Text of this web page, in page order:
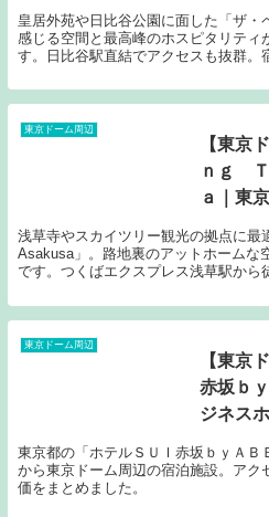
皇居外苑や日比谷公園に面した「ザ・
感じる空間と最高峰のホスピタリティ
す。日比谷駅直結でアクセスも抜群。
東京ドーム周辺
【東京
ｎｇ
ａ｜東
3,009円
浅草寺やスカイツリー観光の拠点に最
Asakusa」。路地裏のアットホームな
です。つくばエクスプレス浅草駅から
東京ドーム周辺
【東京
赤坂ｂ
ジネス
東京都の「ホテルＳＵＩ赤坂ｂｙＡＢ
から東京ドーム周辺の宿泊施設。アク
価をまとめました。